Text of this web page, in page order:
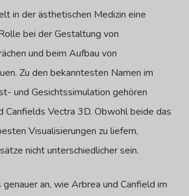
in der ästhetischen Medizin eine
bei der Gestaltung von
und beim Aufbau von
Zu den bekanntesten Namen im
und Gesichtssimulation gehören
Canfields Vectra 3D. Obwohl beide das
Visualisierungen zu liefern,
nicht unterschiedlicher sein.
genauer an, wie Arbrea und Canfield im